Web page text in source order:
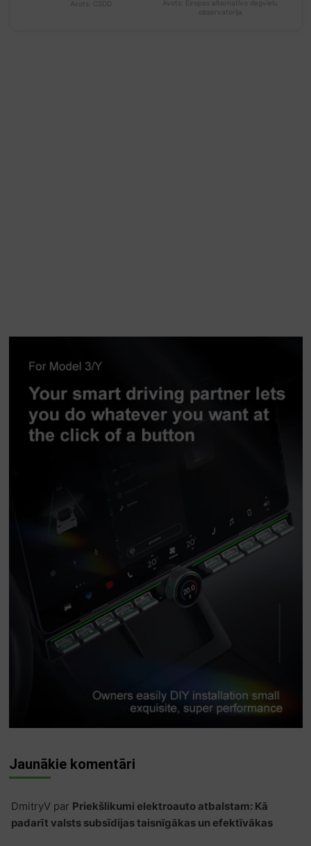
Avots: CSDD Avots:
Eiropas alternatīvo degvielu
observatorija
Jaunākie komentāri
DmitryVpar Priekšlikumi elektroauto atbalstam: Kā
padarīt valsts subsīdijas taisnīgākas un efektīvākas